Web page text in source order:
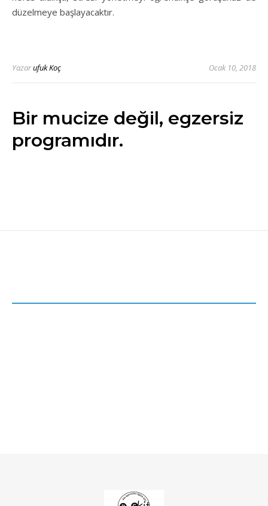
düzelmeye başlayacaktır.
Yazarufuk Koç Ocak 10, 2018
Bir mucize değil, egzersiz
programıdır.